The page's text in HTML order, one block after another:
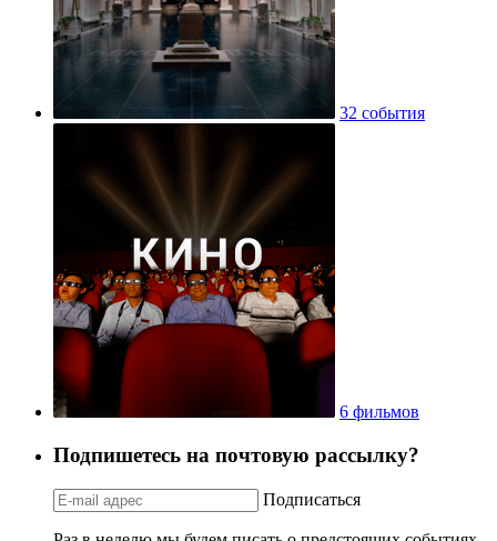
32 события
6 фильмов
Подпишетесь на почтовую рассылку?
Подписаться